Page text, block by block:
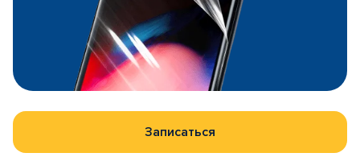
Записаться